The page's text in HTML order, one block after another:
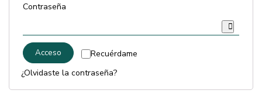
MARCAS
Envío y Pago
Contraseña
Recuérdame
Acceso
¿Olvidaste la contraseña?